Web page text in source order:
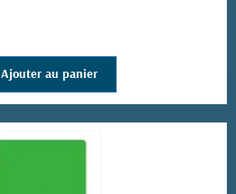
Ajouter au panier